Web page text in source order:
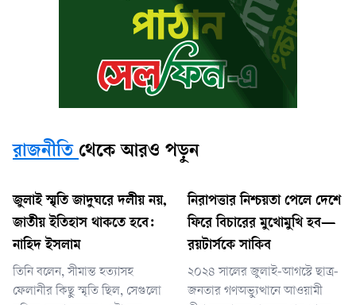
রাজনীতি থেকে আরও পড়ুন
জুলাই স্মৃতি জাদুঘরে দলীয় নয়,
জাতীয় ইতিহাস থাকতে হবে:
নাহিদ ইসলাম
তিনি বলেন, সীমান্ত হত্যাসহ
ফেলানীর কিছু স্মৃতি ছিল, সেগুলো
নিরাপত্তার নিশ্চয়তা পেলে দেশে
ফিরে বিচারের মুখোমুখি হব—
রয়টার্সকে সাকিব
২০২৪ সালের জুলাই-আগস্টে ছাত্র-
জনতার গণঅভ্যুত্থানে আওয়ামী